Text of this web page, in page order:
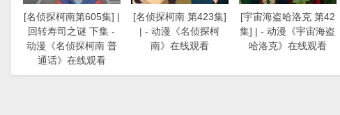
[名侦探柯南第605集] |
回转寿司之谜 下集 -
动漫《名侦探柯南 普
通话》在线观看
[名侦探柯南 第423集]
| - 动漫《名侦探柯
南》在线观看
[宇宙海盗哈洛克 第42
集] | - 动漫《宇宙海盗
哈洛克》在线观看